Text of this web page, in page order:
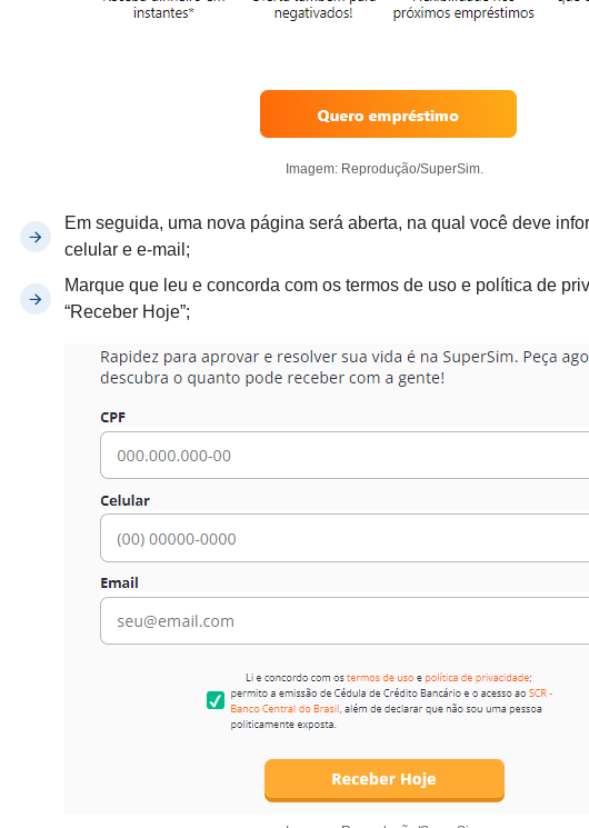
Imagem: Reprodução/SuperSim.
Em seguida, uma nova página será aberta, na qual você deve
celular e e-mail;
Marque que leu e concorda com os termos de uso e política de
“Receber Hoje”;